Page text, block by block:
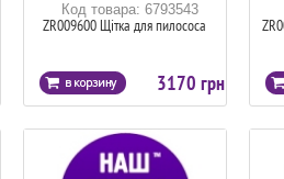
Код товара: 6793543
ZR009600 Щітка для пилососа
3170 грн